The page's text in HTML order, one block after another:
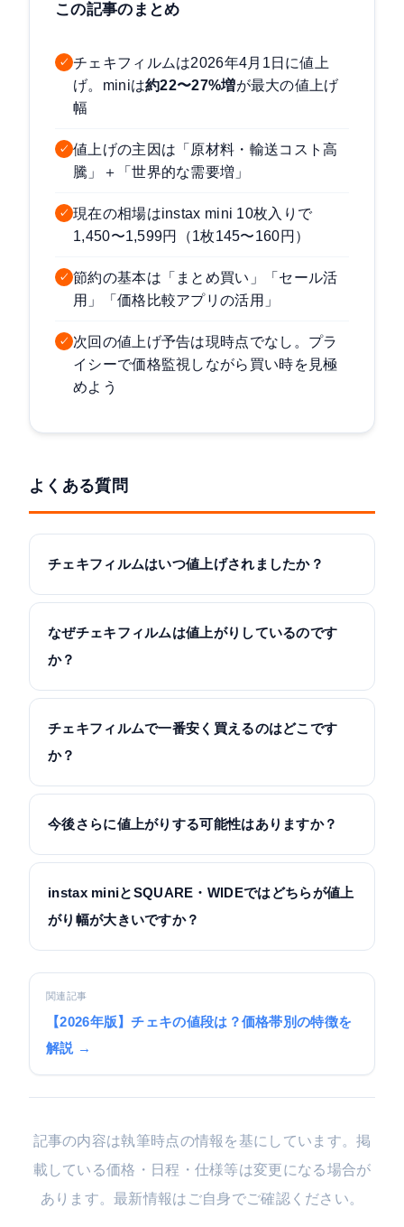
この記事のまとめ
✓ チェキフィルムは2026年4月1日に値上
げ。miniは約22〜27%増が最大の値上げ
幅
✓ 値上げの主因は「原材料・輸送コスト高
騰」＋「世界的な需要増」
✓ 現在の相場はinstax mini 10枚入りで
1,450〜1,599円（1枚145〜160円）
✓ 節約の基本は「まとめ買い」「セール活
用」「価格比較アプリの活用」
✓ 次回の値上げ予告は現時点でなし。プラ
イシーで価格監視しながら買い時を見極
めよう
よくある質問
チェキフィルムはいつ値上げされましたか？
なぜチェキフィルムは値上がりしているのです
か？
チェキフィルムで一番安く買えるのはどこです
か？
今後さらに値上がりする可能性はありますか？
instax miniとSQUARE・WIDEではどちらが値上
がり幅が大きいですか？
関連記事
【2026年版】チェキの値段は？価格帯別の特徴を
解説 →
記事の内容は執筆時点の情報を基にしています。掲
載している価格・日程・仕様等は変更になる場合が
あります。最新情報はご自身でご確認ください。